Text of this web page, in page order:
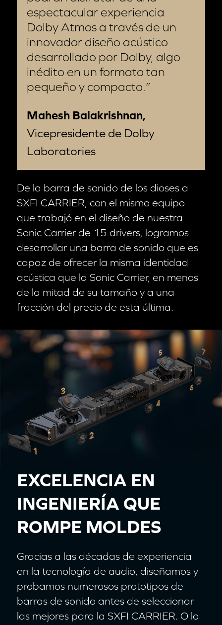
espectacular experiencia
Dolby Atmos a través de un
innovador diseño acústico
desarrollado por Dolby, algo
inédito en un formato tan
pequeño y compacto.
Mahesh Balakrishnan,
Vicepresidente de Dolby
Laboratories
De la barra de sonido de los dioses a
SXFI CARRIER, con el mismo equipo
que trabajó en el diseño de nuestra
Sonic Carrier de 15 drivers, logramos
desarrollar una barra de sonido que es
capaz de ofrecer la misma identidad
acústica que la Sonic Carrier, en menos
de la mitad de su tamaño y a una
fracción del precio de esta última.
EXCELENCIA EN
INGENIERÍA QUE
ROMPE MOLDES
Gracias a las décadas de experiencia
en la tecnología de audio, diseñamos y
probamos numerosos prototipos de
barras de sonido antes de seleccionar
las mejores para la SXFI CARRIER. O lo